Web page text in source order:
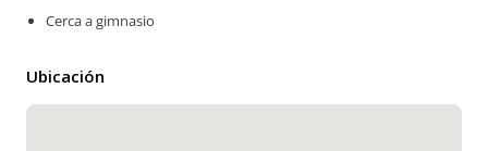
Cerca a gimnasio
Ubicación